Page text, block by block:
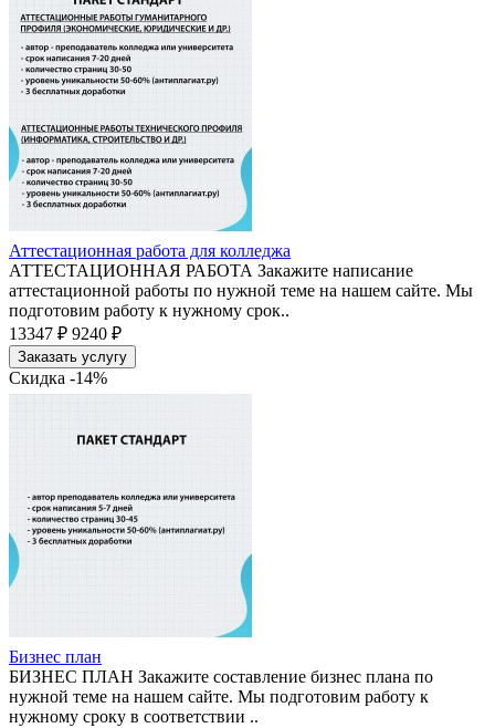
Аттестационная работа для колледжа
АТТЕСТАЦИОННАЯ РАБОТА Закажите написание
аттестационной работы по нужной теме на нашем сайте. Мы
подготовим работу к нужному срок..
13347 ₽ 9240 ₽
Заказать услугу
Скидка -14%
Бизнес план
БИЗНЕС ПЛАН Закажите составление бизнес плана по
нужной теме на нашем сайте. Мы подготовим работу к
нужному сроку в соответствии ..